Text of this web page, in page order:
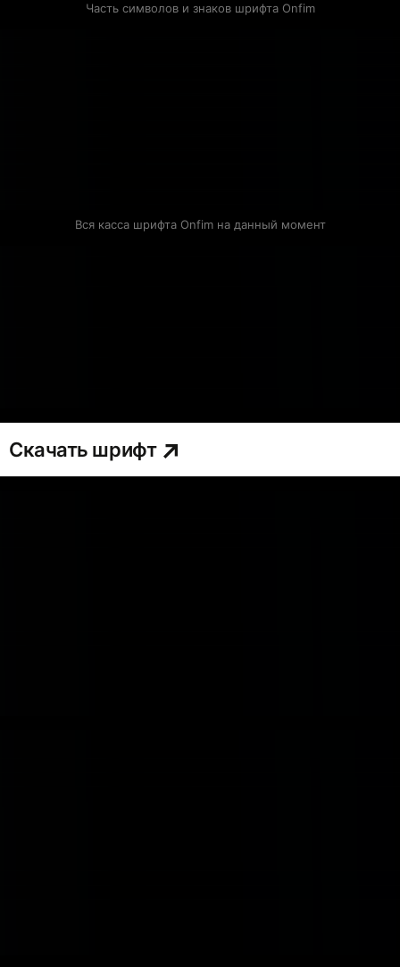
Часть символов и знаков шрифта Onfim
Вся касса шрифта Onfim на данный момент
Скачать шрифт